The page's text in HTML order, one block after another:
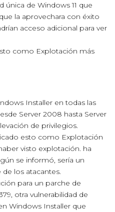
única de Windows 11 que
la aprovechara con éxito
acceso adicional para ver
como Explotación más
Installer en todas las
Server 2008 hasta Server
de privilegios.
esto como Explotación
visto explotación. ha
se informó, sería un
los atacantes.
para un parche de
otra vulnerabilidad de
Windows Installer que